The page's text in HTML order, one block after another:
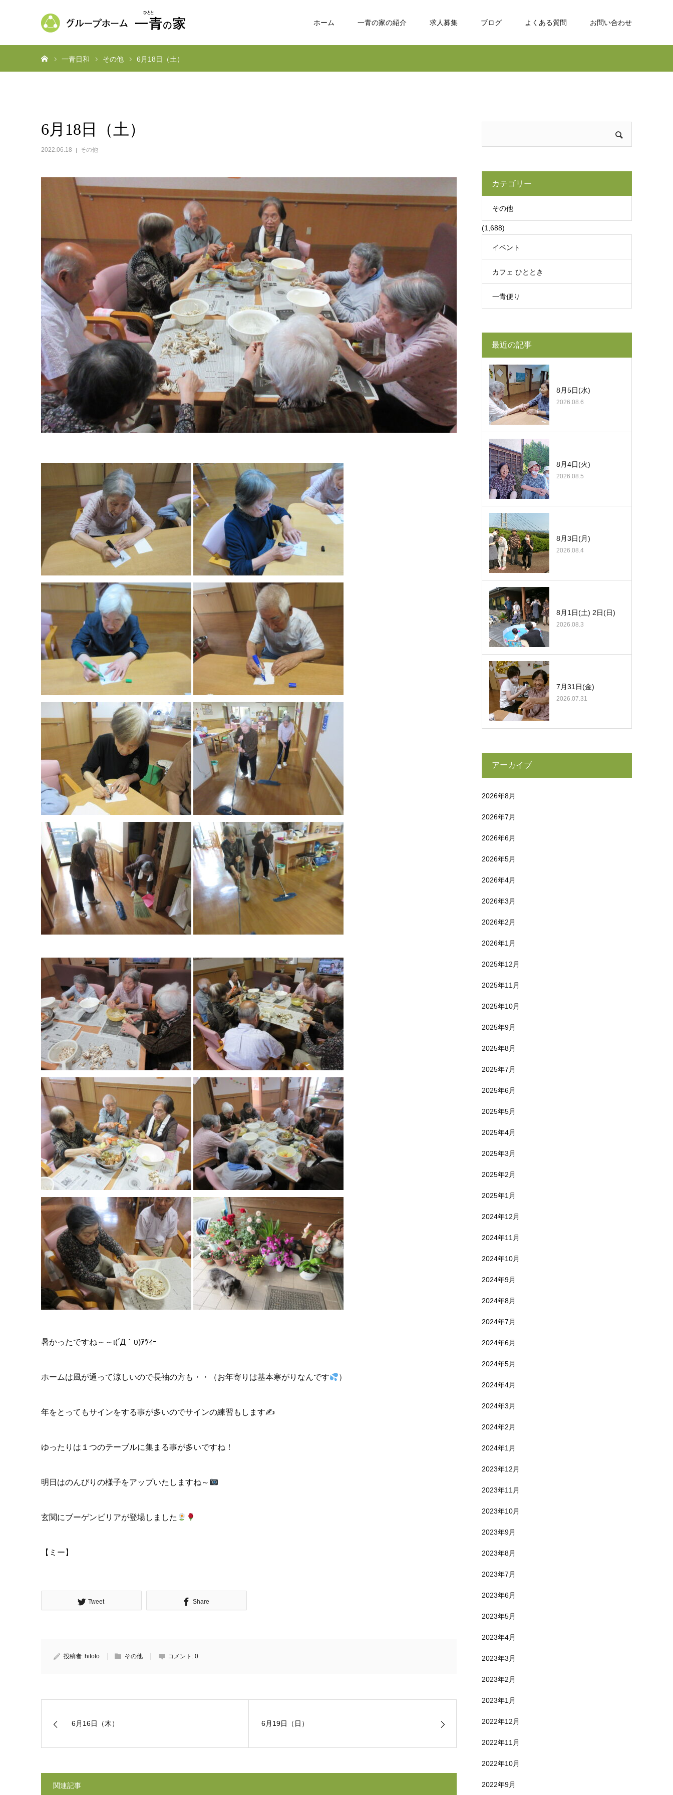
ホーム 一青の家の紹介 求人募集 ブログ よくある質問 お問い合わせ
一青日和 その他 6月18日（土）
6月18日（土）
2022.06.18 その他
暑かったですね～～ι(´Д｀υ)ｱﾂｨｰ
ホームは風が通って涼しいので長袖の方も・・（お年寄りは基本寒がりなんです ）
年をとってもサインをする事が多いのでサインの練習もします✍
ゆったりは１つのテーブルに集まる事が多いですね！
明日はのんびりの様子をアップいたしますね～
玄関にブーゲンビリアが登場しました
【ミー】
Tweet Share
投稿者: hitoto その他 コメント: 0
6月16日（木） 6月19日（日）
関連記事
カテゴリー
その他
(1,688)
イベント
カフェ ひととき
一青便り
最近の記事
8月5日(水)
2026.08.6
8月4日(火)
2026.08.5
8月3日(月)
2026.08.4
8月1日(土) 2日(日)
2026.08.3
7月31日(金)
2026.07.31
アーカイブ
2026年8月
2026年7月
2026年6月
2026年5月
2026年4月
2026年3月
2026年2月
2026年1月
2025年12月
2025年11月
2025年10月
2025年9月
2025年8月
2025年7月
2025年6月
2025年5月
2025年4月
2025年3月
2025年2月
2025年1月
2024年12月
2024年11月
2024年10月
2024年9月
2024年8月
2024年7月
2024年6月
2024年5月
2024年4月
2024年3月
2024年2月
2024年1月
2023年12月
2023年11月
2023年10月
2023年9月
2023年8月
2023年7月
2023年6月
2023年5月
2023年4月
2023年3月
2023年2月
2023年1月
2022年12月
2022年11月
2022年10月
2022年9月